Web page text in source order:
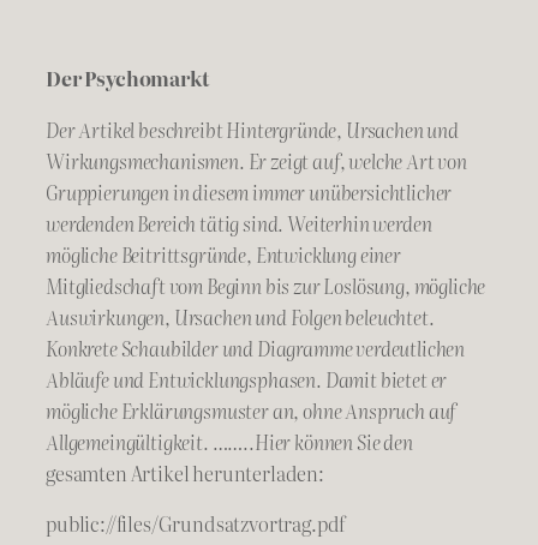
Der Psychomarkt
Der Artikel beschreibt Hintergründe, Ursachen und
Wirkungsmechanismen. Er zeigt auf, welche Art von
Gruppierungen in diesem immer unübersichtlicher
werdenden Bereich tätig sind. Weiterhin werden
mögliche Beitrittsgründe, Entwicklung einer
Mitgliedschaft vom Beginn bis zur Loslösung, mögliche
Auswirkungen, Ursachen und Folgen beleuchtet.
Konkrete Schaubilder und Diagramme verdeutlichen
Abläufe und Entwicklungsphasen. Damit bietet er
mögliche Erklärungsmuster an, ohne Anspruch auf
Allgemeingültigkeit. ……..Hier können Sie den
gesamten Artikel herunterladen:
public://files/Grundsatzvortrag.pdf